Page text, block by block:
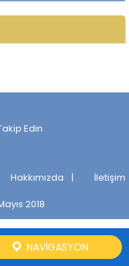
Edin
Hakkımızda
İletişim
2018
NAVIGASYON